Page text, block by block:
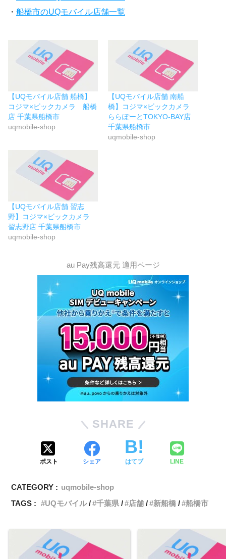
・ 船橋市のUQモバイル店舗一覧
【UQモバイル店舗 船橋】
コジマ×ビックカメラ 船橋
店 千葉県船橋市
uqmobile-shop
【UQモバイル店舗 南船
橋】コジマ×ビックカメラ
ららぽーとTOKYO-BAY店
千葉県船橋市
uqmobile-shop
【UQモバイル店舗 習志
野】コジマ×ビックカメラ
習志野店 千葉県船橋市
uqmobile-shop
au Pay残高還元 適用ページ
SHARE
ポスト シェア はてブ LINE
CATEGORY : uqmobile-shop
TAGS :
UQモバイル 千葉県 店舗 新船橋 船橋市